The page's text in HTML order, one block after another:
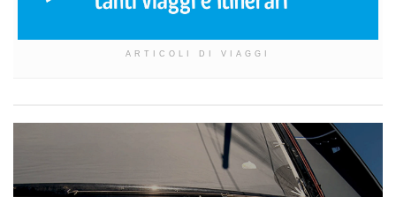
ARTICOLI DI VIAGGI